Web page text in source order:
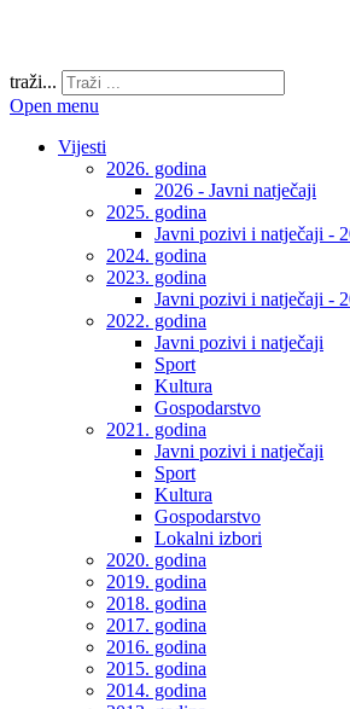
traži...
Open menu
Vijesti
2026. godina
2026 - Javni natječaji
2025. godina
Javni pozivi i natječaji -
2024. godina
2023. godina
Javni pozivi i natječaji -
2022. godina
Javni pozivi i natječaji
Sport
Kultura
Gospodarstvo
2021. godina
Javni pozivi i natječaji
Sport
Kultura
Gospodarstvo
Lokalni izbori
2020. godina
2019. godina
2018. godina
2017. godina
2016. godina
2015. godina
2014. godina